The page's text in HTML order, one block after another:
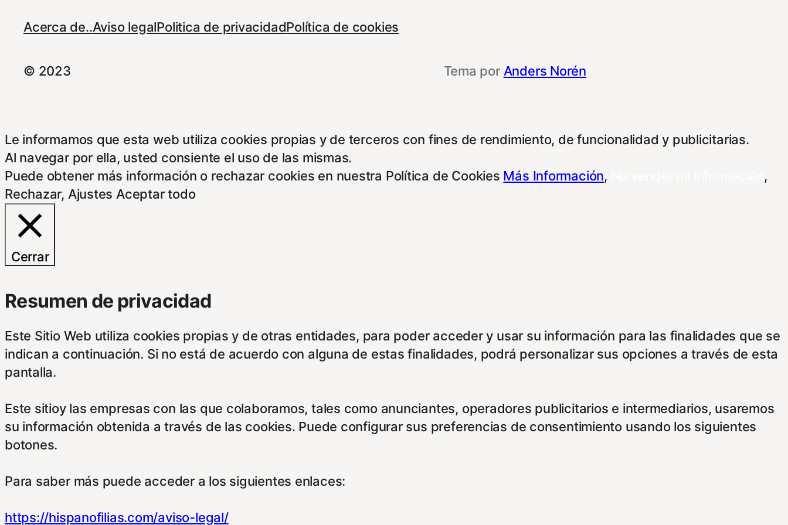
Acerca de..Aviso legalPolitica de privacidadPolítica de cookies
© 2023 Tema por Anders Norén
Le informamos que esta web utiliza cookies propias y de terceros con fines de rendimiento, de funcionalidad y publicitarias.
Al navegar por ella, usted consiente el uso de las mismas.
Puede obtener más información o rechazar cookies en nuestra Política de Cookies Más Información,
,
Rechazar, Ajustes Aceptar todo
Cerrar
Resumen de privacidad
Este Sitio Web utiliza cookies propias y de otras entidades, para poder acceder y usar su información para las finalidades que se
indican a continuación. Si no está de acuerdo con alguna de estas finalidades, podrá personalizar sus opciones a través de esta
pantalla.
Este sitioy las empresas con las que colaboramos, tales como anunciantes, operadores publicitarios e intermediarios, usaremos
su información obtenida a través de las cookies. Puede configurar sus preferencias de consentimiento usando los siguientes
botones.
Para saber más puede acceder a los siguientes enlaces:
https://hispanofilias.com/aviso-legal/